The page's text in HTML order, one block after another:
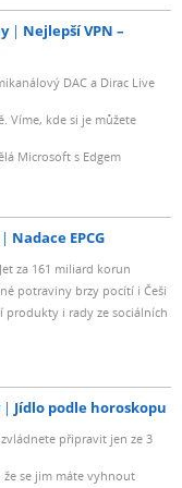
Nejlepší VPN –
DAC a Dirac Live
Víme, kde si je můžete
Microsoft s Edgem
Nadace EPCG
za 161 miliard korun
potraviny brzy pocítí i Češi
produkty i rady ze sociálních
Jídlo podle horoskopu
připravit jen ze 3
že se jim máte vyhnout